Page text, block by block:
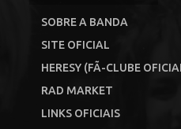
SOBRE A BANDA
SITE OFICIAL
HERESY (FÃ-CLUBE
RAD MARKET
LINKS OFICIAIS